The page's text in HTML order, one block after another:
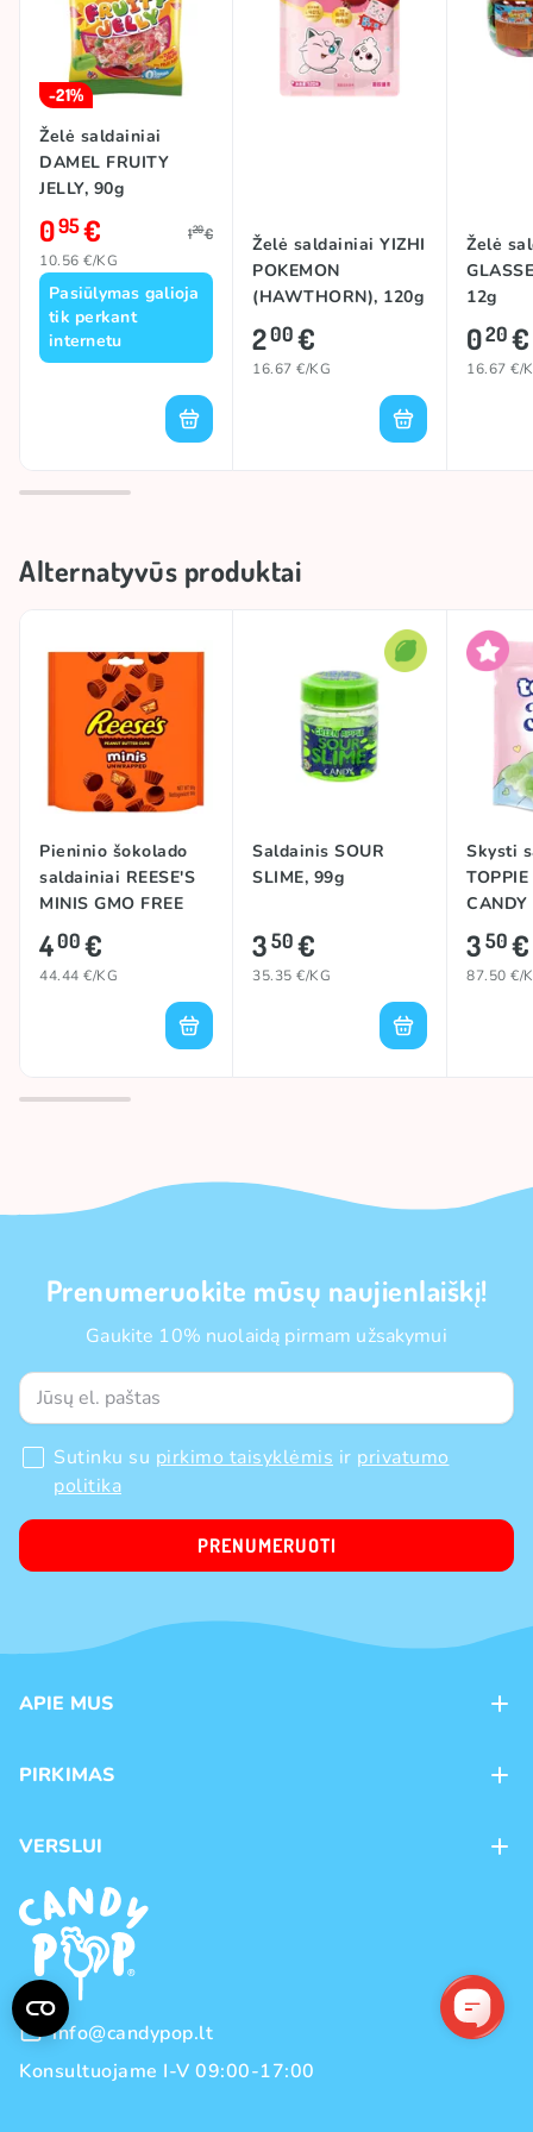
-21%
Pasiūlymas galioja
tik perkant
internetu
Želė saldainiai
DAMEL FRUITY
JELLY, 90g
095€ 120€
10.56 €/KG
Želė saldainiai YIZHI
POKEMON
(HAWTHORN), 120g
200€
16.67 €/KG
Želė
12g
020€
16.67 €/
Alternatyvūs produktai
Pieninio šokolado
saldainiai REESE'S
MINIS GMO FREE
(PEANUT BUTTER),
90g
400€
44.44 €/KG
Saldainis SOUR
SLIME, 99g
350€
35.35 €/KG
Skysti
CANDY
350€
87.50 €/
Prenumeruokite mūsų naujienlaiškį!
Gaukite 10% nuolaidą pirmam užsakymui
Sutinku su pirkimo taisyklėmis ir privatumo
politika
PRENUMERUOTI
APIE MUS
Kontaktai
Naujienos
Prekių ženklai
PIRKIMAS
Pristatymas
Prekių grąžinimas ir keitimas
Pirkimo taisyklės
Privatumo politika
VERSLUI
Franšizė
Didmeninė prekyba
info@candypop.lt
Konsultuojame I-V 09:00-17:00